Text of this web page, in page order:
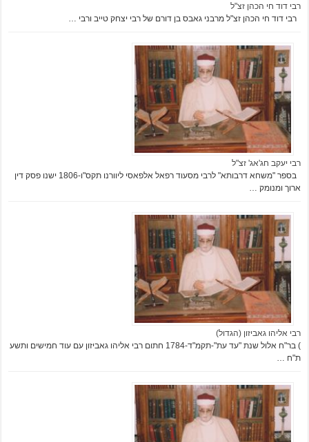
רבי דוד חי הכהן זצ"ל
רבי דוד חי הכהן זצ"ל מרבני גאבס בן דורם של רבי יצחק טייב ורבי …
רבי יעקב חג'אג' זצ"ל
בספר "משחא דרבותא" לרבי מסעוד רפאל אלפאסי ליוורנו תקס"ו-1806 ישנו פסק דין
ארוך ומנומק …
רבי אליהו גאביזון (הגדול)
) בר"ח אלול שנת "עד עת"-תקמ"ד-1784 חתום רבי אליהו גאביזון עם עוד חמישים ותשע
ת"ח …